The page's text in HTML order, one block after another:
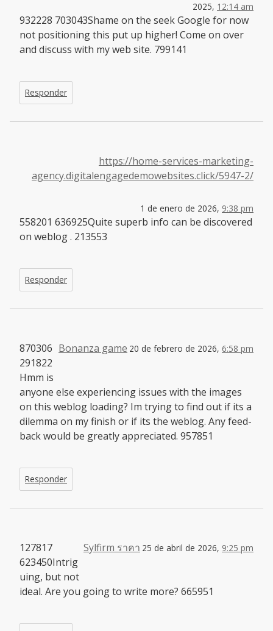
2025, 12:14 am
932228 703043Shame on the seek Google for now
not positioning this put up higher! Come on over
and discuss with my web site. 799141
Responder
https://home-services-marketing-
agency.digitalengagedemowebsites.click/5947-2/
1 de enero de 2026, 9:38 pm
558201 636925Quite superb info can be discovered
on weblog . 213553
Responder
Bonanza game 20 de febrero de 2026, 6:58 pm
870306
291822
Hmm is
anyone else experiencing issues with the images
on this weblog loading? Im trying to find out if its a
dilemma on my finish or if its the weblog. Any feed-
back would be greatly appreciated. 957851
Responder
Sylfirm ราคา 25 de abril de 2026, 9:25 pm
127817
623450Intrig
uing, but not
ideal. Are you going to write more? 665951